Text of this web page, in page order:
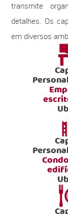
transmite
detalhes. Os
em diversos